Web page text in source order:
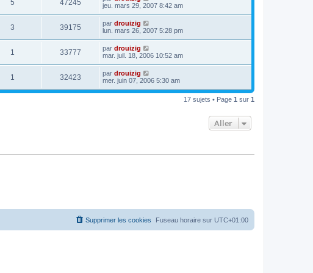
5 47245
jeu. mars 29, 2007 8:42 am
3 39175 par drouizig
lun. mars 26, 2007 5:28 pm
1 33777 par drouizig
mar. juil. 18, 2006 10:52 am
1 32423 par drouizig
mer. juin 07, 2006 5:30 am
17 sujets • Page 1 sur 1
Aller
Fuseau horaire sur UTC+01:00
Supprimer les cookies